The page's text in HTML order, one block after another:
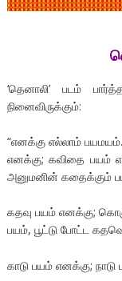
‘தெனாலி’ படம்
நினைவிருக்கும்:
“எனக்கு எல்லாம்
எனக்கு; கவிதை பயம்
அனுமனின் கதைக்கும்
கதவு பயம் எனக்கு;
பயம், பூட்டு போட்ட
காடு பயம் எனக்கு;